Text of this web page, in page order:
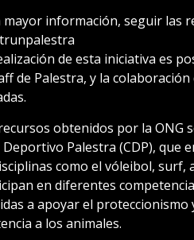
mayor información, seguir las
de esta iniciativa es
de Palestra, y la
obtenidos por la ONG
Deportivo Palestra (CDP), que
como el vóleibol,
en diferentes
a apoyar el
a los animales.